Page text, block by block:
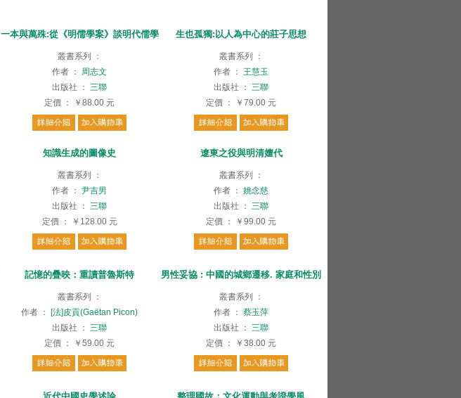
一本與萬殊:從《明儒學案》談明代儒學
叢書系列
：
作者 ：
周志文
出版社
： 三聯
定價 ： ￥88.00 元
生也孤獨:以人為中心的莊子思想
叢書系列
：
作者 ： 王慧玉
出版社
： 三聯
定價 ： ￥79.00 元
知識生成的圖像史
叢書系列
：
作者 ： 尹吉男
出版社
： 三聯
定價
： ￥128.00 元
遼東之役與明清嬗代
叢書系列
：
作者 ： 姚念慈
出版社
： 三聯
定價 ： ￥99.00 元
記憶的疊映：重讀普魯斯特
叢書系列
：
作者 ：
[法]皮貢(Gaëtan Picon)
出版社
： 三聯
定價 ： ￥59.00 元
男性妥協 : 中國的城鄉遷移. 家庭和性別
叢書系列
：
作者 ： 蔡玉萍
出版社
： 三聯
定價 ： ￥38.00 元